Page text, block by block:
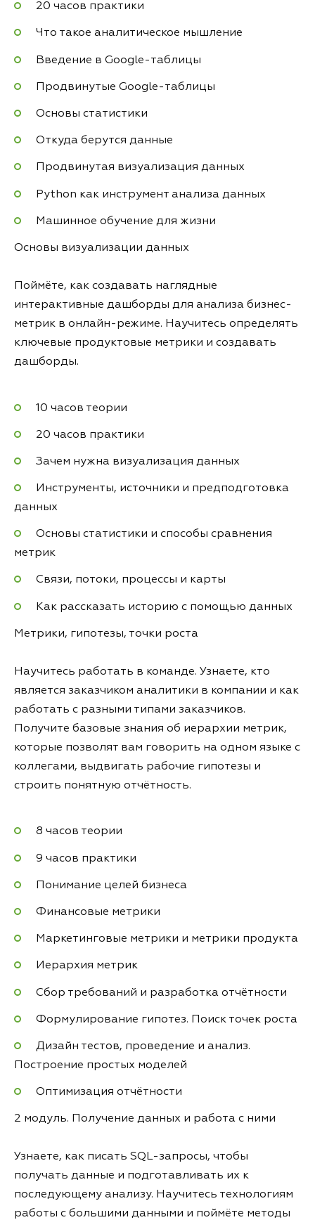
20 часов практики
Что такое аналитическое мышление
Введение в Google-таблицы
Продвинутые Google-таблицы
Основы статистики
Откуда берутся данные
Продвинутая визуализация данных
Python как инструмент анализа данных
Машинное обучение для жизни
Основы визуализации данных
Поймёте, как создавать наглядные
интерактивные дашборды для анализа бизнес-
метрик в онлайн-режиме. Научитесь определять
ключевые продуктовые метрики и создавать
дашборды.
10 часов теории
20 часов практики
Зачем нужна визуализация данных
Инструменты, источники и предподготовка
данных
Основы статистики и способы сравнения
метрик
Связи, потоки, процессы и карты
Как рассказать историю с помощью данных
Метрики, гипотезы, точки роста
Научитесь работать в команде. Узнаете, кто
является заказчиком аналитики в компании и как
работать с разными типами заказчиков.
Получите базовые знания об иерархии метрик,
которые позволят вам говорить на одном языке с
коллегами, выдвигать рабочие гипотезы и
строить понятную отчётность.
8 часов теории
9 часов практики
Понимание целей бизнеса
Финансовые метрики
Маркетинговые метрики и метрики продукта
Иерархия метрик
Сбор требований и разработка отчётности
Формулирование гипотез. Поиск точек роста
Дизайн тестов, проведение и анализ.
Построение простых моделей
Оптимизация отчётности
2 модуль. Получение данных и работа с ними
Узнаете, как писать SQL-запросы, чтобы
получать данные и подготавливать их к
последующему анализу. Научитесь технологиям
работы с большими данными и поймёте методы